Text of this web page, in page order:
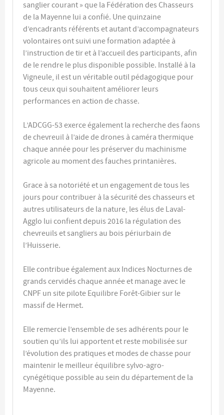
sanglier courant » que la Fédération des Chasseurs
de la Mayenne lui a confié. Une quinzaine
d’encadrants référents et autant d’accompagnateurs
volontaires ont suivi une formation adaptée à
l’instruction de tir et à l’accueil des participants, afin
de le rendre le plus disponible possible. Installé à la
Vigneule, il est un véritable outil pédagogique pour
tous ceux qui souhaitent améliorer leurs
performances en action de chasse.
L’ADCGG-53 exerce également la recherche des faons
de chevreuil à l’aide de drones à caméra thermique
chaque année pour les préserver du machinisme
agricole au moment des fauches printanières.
Grace à sa notoriété et un engagement de tous les
jours pour contribuer à la sécurité des chasseurs et
autres utilisateurs de la nature, les élus de Laval-
Agglo lui confient depuis 2016 la régulation des
chevreuils et sangliers au bois périurbain de
l’Huisserie.
Elle contribue également aux Indices Nocturnes de
grands cervidés chaque année et manage avec le
CNPF un site pilote Equilibre Forêt-Gibier sur le
massif de Hermet.
Elle remercie l’ensemble de ses adhérents pour le
soutien qu’ils lui apportent et reste mobilisée sur
l’évolution des pratiques et modes de chasse pour
maintenir le meilleur équilibre sylvo-agro-
cynégétique possible au sein du département de la
Mayenne.